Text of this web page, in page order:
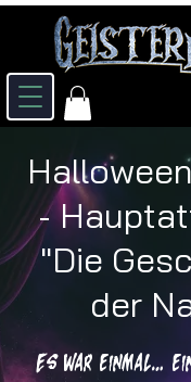
-
"Die
der
Es war einmal…